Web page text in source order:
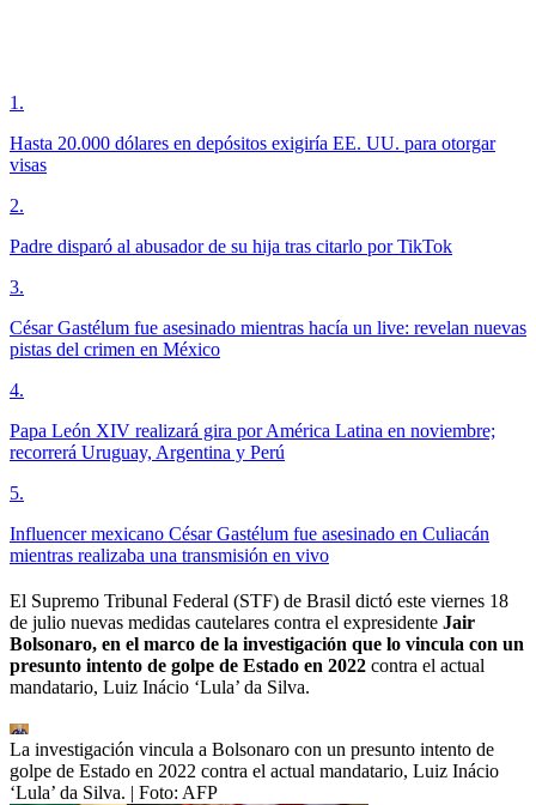
1 .
Hasta 20.000 dólares en depósitos exigiría EE. UU. para otorgar
visas
2.
Padre disparó al abusador de su hija tras citarlo por TikTok
3.
César Gastélum fue asesinado mientras hacía un live: revelan nuevas
pistas del crimen en México
4.
Papa León XIV realizará gira por América Latina en noviembre;
recorrerá Uruguay, Argentina y Perú
5.
Influencer mexicano César Gastélum fue asesinado en Culiacán
mientras realizaba una transmisión en vivo
El Supremo Tribunal Federal (STF) de Brasil dictó este viernes 18
de julio nuevas medidas cautelares contra el expresidente Jair
Bolsonaro, en el marco de la investigación que lo vincula con un
presunto intento de golpe de Estado en 2022 contra el actual
mandatario, Luiz Inácio ‘Lula’ da Silva.
La investigación vincula a Bolsonaro con un presunto intento de
golpe de Estado en 2022 contra el actual mandatario, Luiz Inácio
‘Lula’ da Silva. | Foto: AFP